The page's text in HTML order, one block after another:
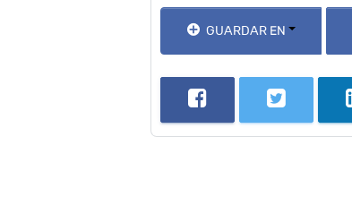
GUARDAR EN